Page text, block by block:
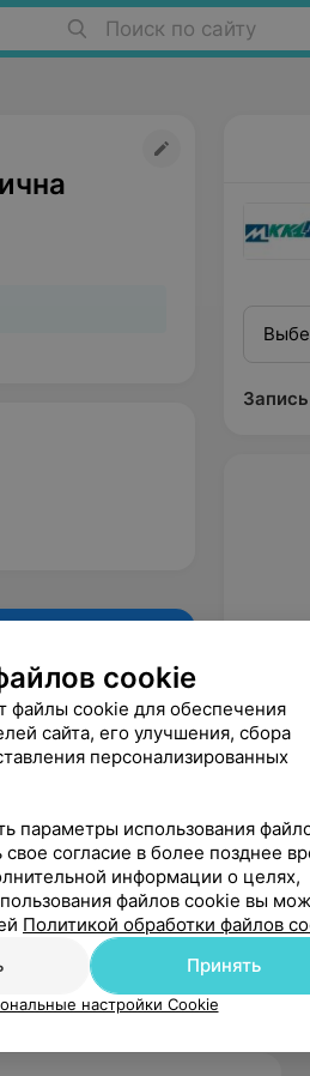
Поиск по сайту
Рекомендую
cookie
файлы cookie для обеспечения
сайта, его улучшения, сбора
персонализированных
параметры использования
согласие в более позднее
информации о целях,
файлов cookie вы
Политикой обработки файлов
Принять
настройки Cookie